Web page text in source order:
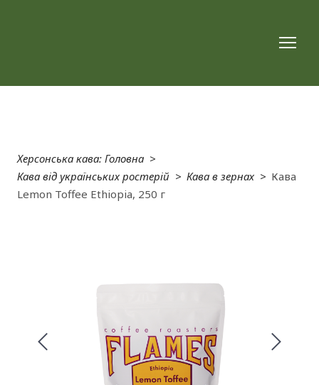
Херсонська кава: Головна
Кава від українських ростерій
Кава в зернах
Кава
Lemon Toffee Ethiopia, 250 г